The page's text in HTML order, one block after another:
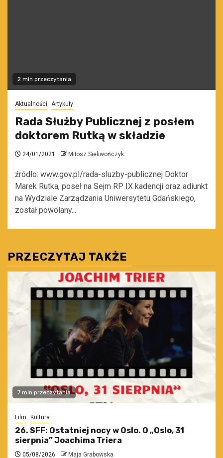
2 min przeczytania
Aktualności Artykuły
Rada Służby Publicznej z posłem
doktorem Rutką w składzie
24/01/2021 Miłosz Sieliwończyk
źródło: www.gov.pl/rada-sluzby-publicznej Doktor
Marek Rutka, poseł na Sejm RP IX kadencji oraz adiunkt
na Wydziale Zarządzania Uniwersytetu Gdańskiego,
został powołany...
PRZECZYTAJ TAKŻE
7 min przeczytania
Film Kultura
26. SFF: Ostatniej nocy w Oslo. O „Oslo, 31
sierpnia” Joachima Triera
05/08/2026 Maja Grabowska